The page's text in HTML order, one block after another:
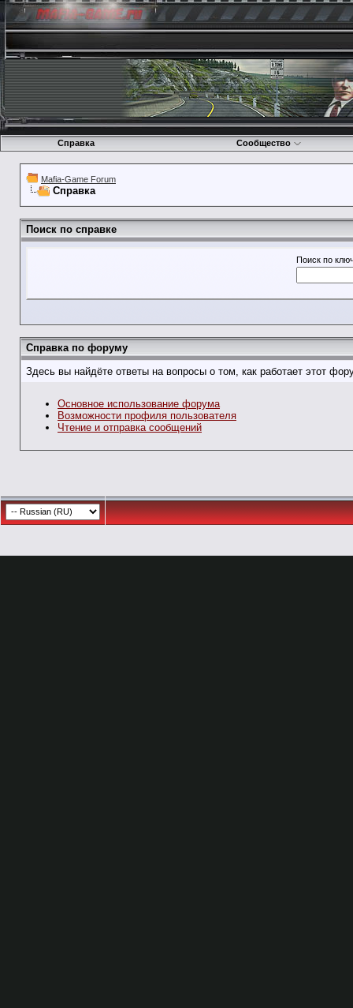
Справка Сообщество
Mafia-Game Forum
Справка
Поиск по справке
Поиск по
Справка по форуму
Здесь вы найдёте ответы на вопросы о том, как работает этот
Основное использование форума
Возможности профиля пользователя
Чтение и отправка сообщений